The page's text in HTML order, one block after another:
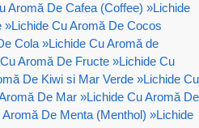
Aromă De Cafea (Coffee) »Lichide
»Lichide Cu Aromă De Cocos
Cola »Lichide Cu Aromă de
Aromă De Fructe »Lichide Cu
De Kiwi si Mar Verde »Lichide Cu
De Mar »Lichide Cu Aromă De
Aromă De Menta (Menthol) »Lichide